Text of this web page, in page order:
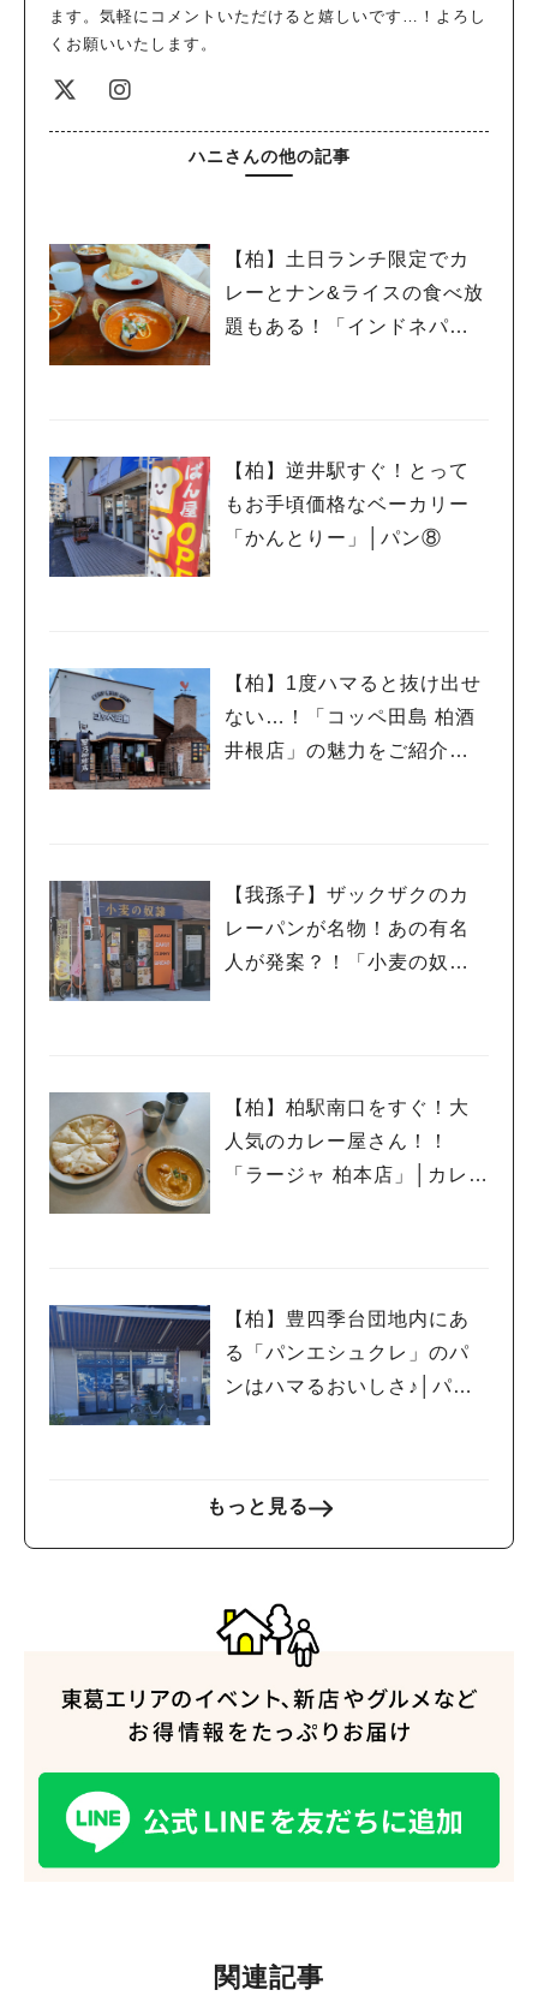
ます。気軽にコメントいただけると嬉しいです…！よろし
くお願いいたします。
ハニさんの他の記事
【柏】土日ランチ限定でカ
レーとナン&ライスの食べ放
題もある！「インドネパー
【柏】逆井駅すぐ！とって
もお手頃価格なベーカリー
「かんとりー」│パン⑧
【柏】1度ハマると抜け出せ
ない…！「コッペ田島 柏酒
井根店」の魅力をご紹介し
【我孫子】ザックザクのカ
レーパンが名物！あの有名
人が発案？！「小麦の奴隷
【柏】柏駅南口をすぐ！大
人気のカレー屋さん！！
「ラージャ 柏本店」│カレー
【柏】豊四季台団地内にあ
る「パンエシュクレ」のパ
ンはハマるおいしさ♪│パン
もっと見る
関連記事